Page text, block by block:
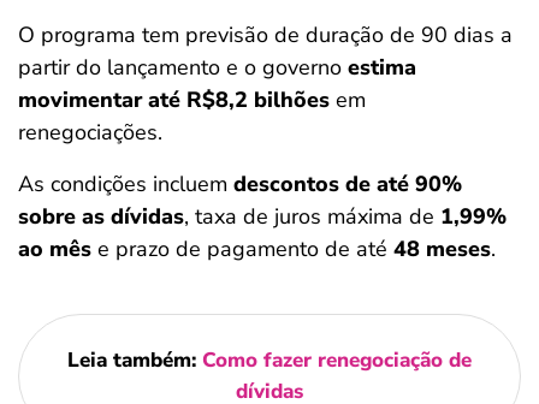
O programa tem previsão de duração de 90 dias a
partir do lançamento e o governo estima
movimentar até R$8,2 bilhões em
renegociações.
As condições incluem descontos de até 90%
sobre as dívidas, taxa de juros máxima de 1,99%
ao mês e prazo de pagamento de até 48 meses.
Leia também: Como fazer renegociação de
dívidas